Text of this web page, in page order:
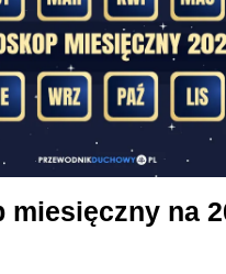
miesięczny na